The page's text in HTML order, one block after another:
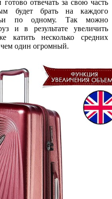
отвечать за свою часть
будет брать на каждого
по одному. Так можно
и в результате увеличить
катить несколько средних
чем один огромный.